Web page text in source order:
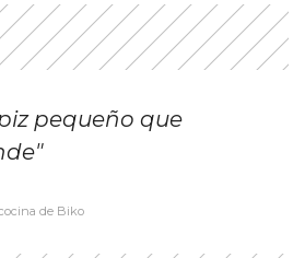
pequeño que
de Biko